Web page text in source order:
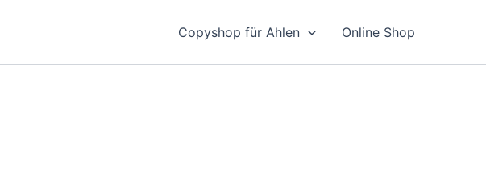
Copyshop für Ahlen Online Shop